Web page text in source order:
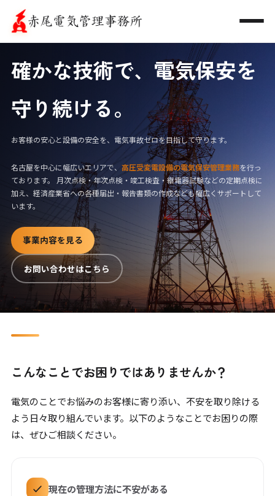
工事業者様へ
各種計算・作図
会社概要
お問い合わせ
ログイン
確かな技術で、電気保安を
守り続ける。
お客様の安心と設備の安全を、電気事故ゼロを目指して守ります。
名古屋を中心に幅広いエリアで、 高圧受変電設備の電気保安管理業務を行っ
ております。 月次点検・年次点検・竣工検査・継電器試験などの定期点検に
加え、経済産業省への各種届出・報告書類の作成なども幅広くサポートして
います。
事業内容を見る
お問い合わせはこちら
こんなことでお困りではありませんか？
電気のことでお悩みのお客様に寄り添い、不安を取り除ける
よう日々取り組んでいます。以下のようなことでお困りの際
は、ぜひご相談ください。
現在の管理方法に不安がある